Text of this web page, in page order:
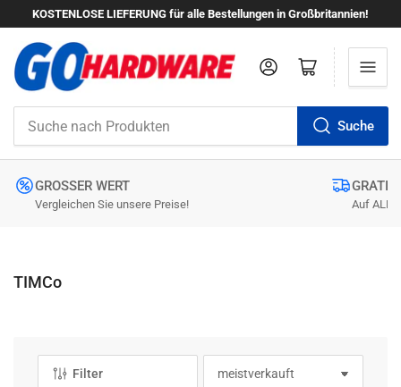
KOSTENLOSE LIEFERUNG für alle Bestellungen in Großbritannien!
Produkten
Suche
AnmeldenMini-Warenkorb öffnen
GROSSER WERT
Vergleichen Sie unsere Preise! Auf
S
TIMCo
Filter